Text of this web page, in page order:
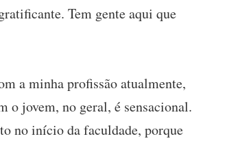
Tem gente aqui que
a minha profissão atualmente,
o jovem, no geral, é sensacional.
no início da faculdade, porque